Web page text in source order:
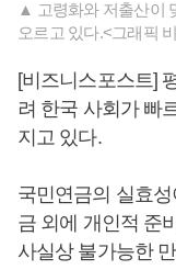
▲ 고령화와 저출산이
오르고 있다.<그래픽
[비즈니스포스트]
려 한국 사회가 빠
지고 있다.
국민연금의 실효
금 외에 개인적 준
사실상 불가능한